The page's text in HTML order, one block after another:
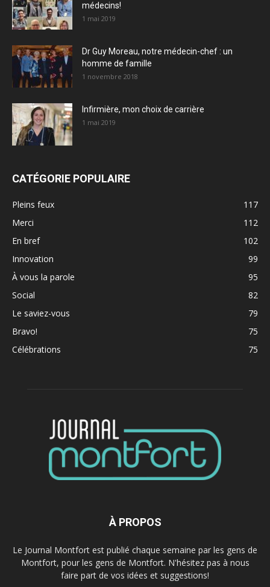
médecins!
1 mai 2019
Dr Guy Moreau, notre médecin-chef : un
homme de famille
1 novembre 2018
Infirmière, mon choix de carrière
1 mai 2019
CATÉGORIE POPULAIRE
Pleins feux
117
Merci
112
En bref
102
Innovation
99
À vous la parole
95
Social
82
Le saviez-vous
79
Bravo!
75
Célébrations
75
À PROPOS
Le Journal Montfort est publié chaque semaine par les gens de
Montfort, pour les gens de Montfort. N'hésitez pas à nous
faire part de vos idées et suggestions!